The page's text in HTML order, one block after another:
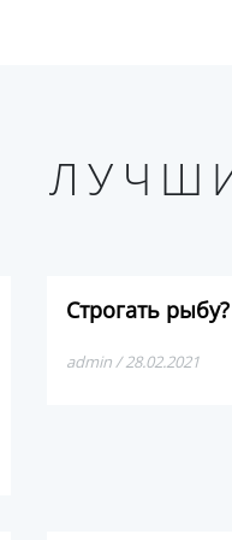
Строгать
admin / 28.02.2021